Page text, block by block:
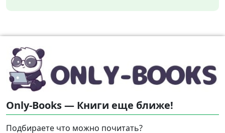
Only-Books — Книги еще ближе!
Подбираете что можно почитать?